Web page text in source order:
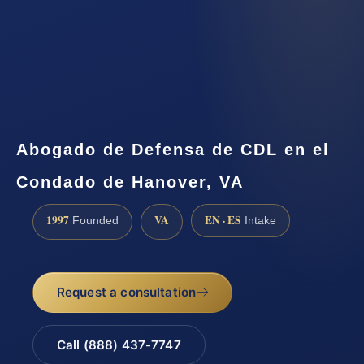
Abogado de Defensa de CDL en el
Condado de Hanover, VA
1997 Founded VA EN · ES Intake
Request a consultation
Call (888) 437-7747